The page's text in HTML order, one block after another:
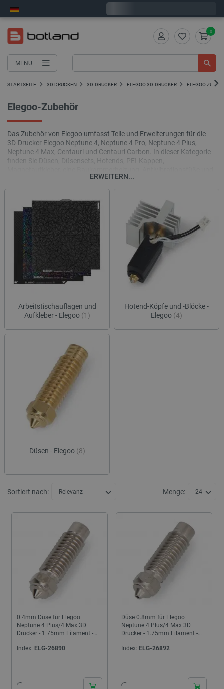
MENU
0
STARTSEITE 3D DRUCKEN 3D-DRUCKER ELEGOO 3D-DRUCKER ELEGOO
Elegoo-Zubehör
Das Zubehör von Elegoo umfasst Teile und Erweiterungen für die
3D-Drucker Elegoo Neptune 4, Neptune 4 Pro, Neptune 4 Plus,
Neptune 4 Max, Centauri und Centauri Carbon. In dieser Kategorie
finden Sie Düsen, Düsensets, Hotends, PEI-Kappen,
Bauplattformen. Mit diesen Produkten können Sie Ihren Drucker
optimal an Ihr Material anpassen, die Qualität der ersten Schicht
gewährleisten.
ERWEITERN...
Arbeitstischauflagen und
Aufkleber - Elegoo (1)
Hotend-Köpfe und -Blöcke -
Elegoo (4)
Düsen - Elegoo (8)
Sortiert nach: Relevanz Menge: 24
0.4mm Düse für Elegoo
Neptune 4 Plus/4 Max 3D
Drucker - 1.75mm Filament -
Index: ELG-26890
Düse 0.8mm für Elegoo
Neptune 4 Plus/4 Max 3D
Drucker - 1.75mm Filament -
Index: ELG-26892